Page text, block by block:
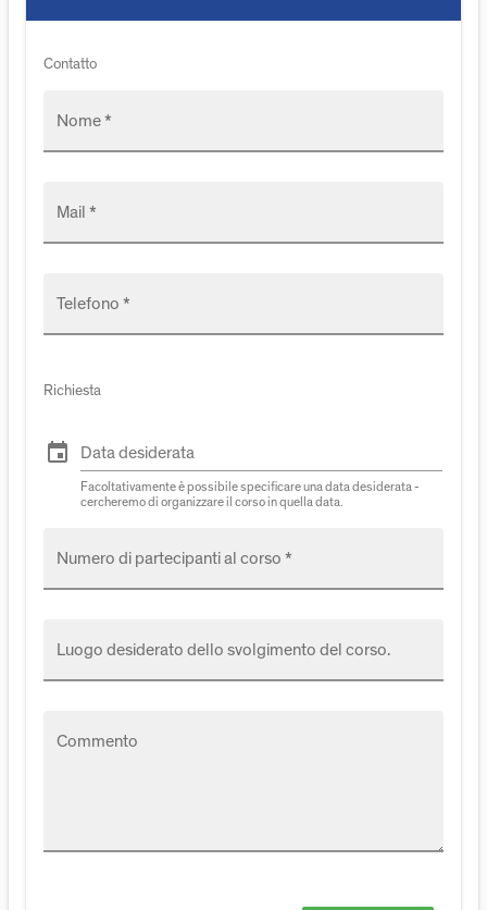
Contatto
Nome *
Mail *
Telefono *
Richiesta
event Data desiderata
Facoltativamente è possibile specificare una data desiderata -
cercheremo di organizzare il corso in quella data.
Numero di partecipanti al corso *
Luogo desiderato dello svolgimento del corso.
Commento